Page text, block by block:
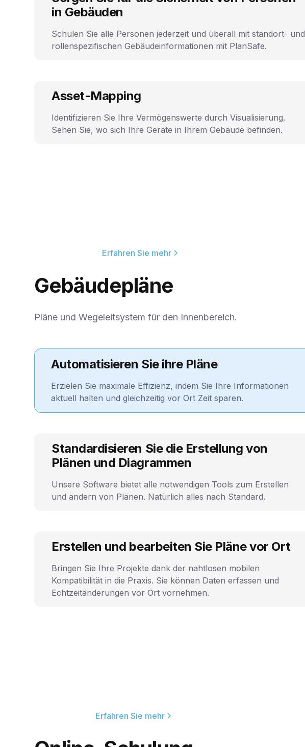
in Gebäuden
Schulen Sie alle Personen jederzeit und überall mit standort- und
rollenspezifischen Gebäudeinformationen mit PlanSafe.
Asset-Mapping
Identifizieren Sie Ihre Vermögenswerte durch Visualisierung.
Sehen Sie, wo sich Ihre Geräte in Ihrem Gebäude befinden.
Erfahren Sie mehr
Gebäudepläne
Pläne und Wegeleitsystem für den Innenbereich.
Automatisieren Sie ihre Pläne
Erzielen Sie maximale Effizienz, indem Sie Ihre Informationen
aktuell halten und gleichzeitig vor Ort Zeit sparen.
Standardisieren Sie die Erstellung von
Plänen und Diagrammen
Unsere Software bietet alle notwendigen Tools zum Erstellen
und ändern von Plänen. Natürlich alles nach Standard.
Erstellen und bearbeiten Sie Pläne vor Ort
Bringen Sie Ihre Projekte dank der nahtlosen mobilen
Kompatibilität in die Praxis. Sie können Daten erfassen und
Echtzeitänderungen vor Ort vornehmen.
Erfahren Sie mehr